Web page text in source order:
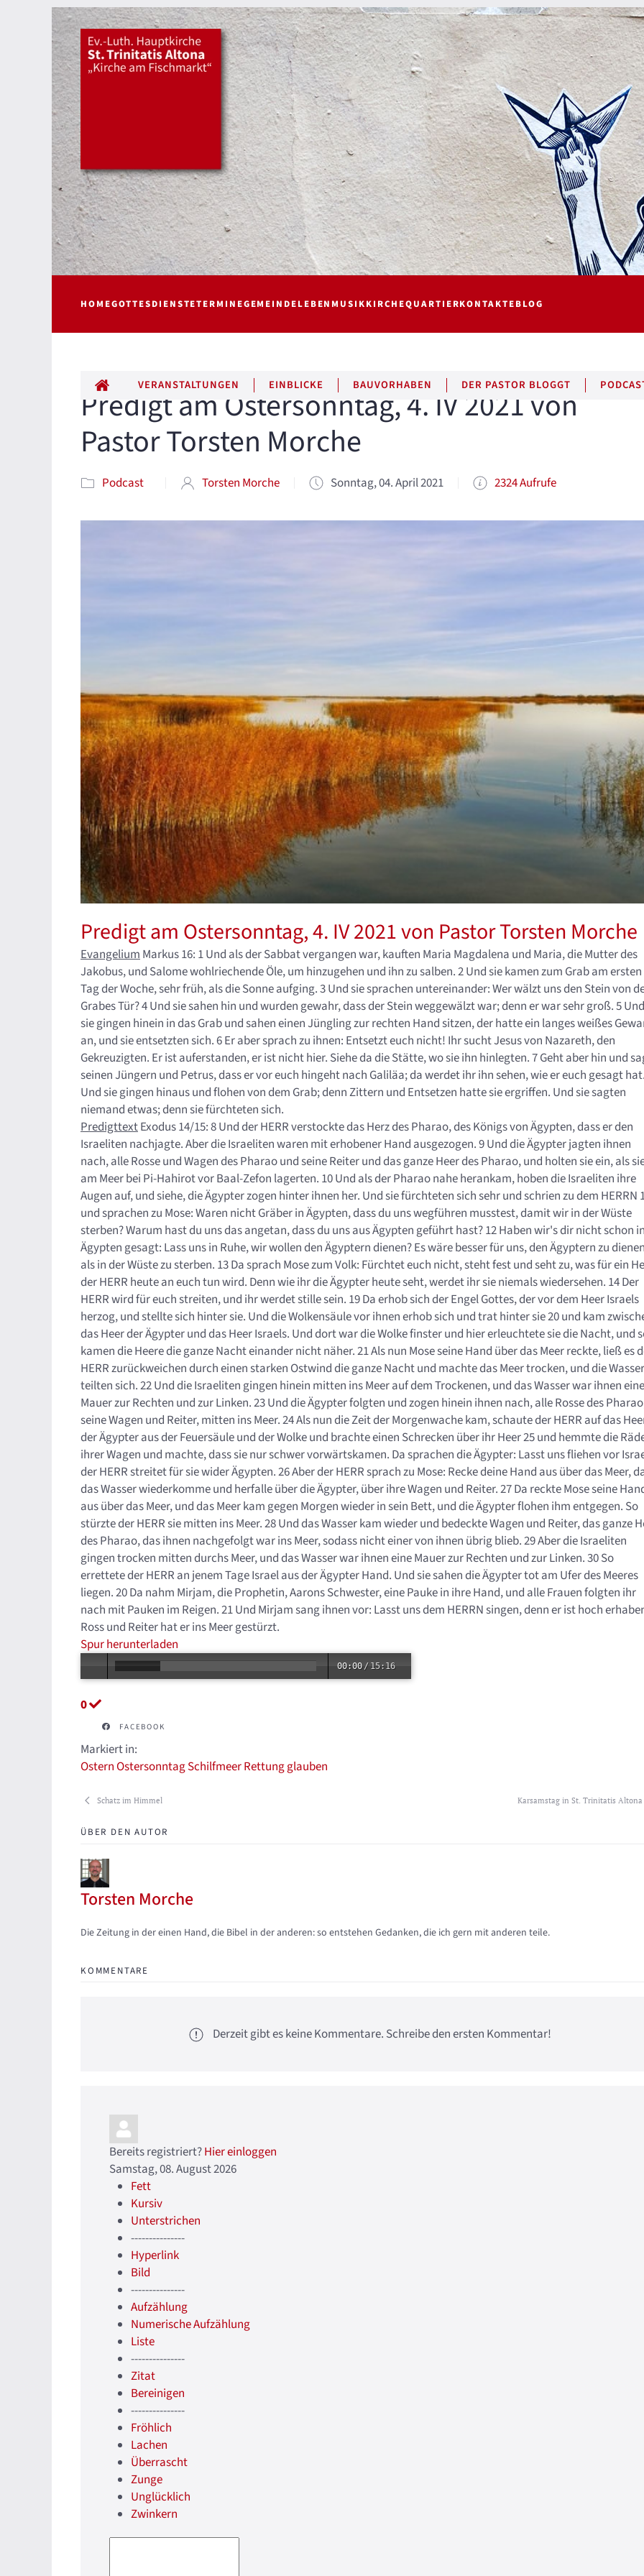
HOMEGOTTESDIENSTETERMINEGEMEINDELEBEN MUSIKKIRCHEQUARTIERKONTAKTEBLOG
ALLE BEITRÄGE
VERANSTALTUNGEN EINBLICKE BAUVORHABEN DER PASTOR BLOGGT
Predigt am Ostersonntag, 4. IV 2021 von
Pastor Torsten Morche
Podcast Torsten Morche Sonntag, 04. April 2021 2324 Aufrufe
Predigt am Ostersonntag, 4. IV 2021 von Pastor Torsten Morche
EvangeliumMarkus 16: 1 Und als der Sabbat vergangen war, kauften Maria Magdalena und Maria, die Mutter des
Jakobus, und Salome wohlriechende Öle, um hinzugehen und ihn zu salben. 2 Und sie kamen zum Grab am ersten
Tag der Woche, sehr früh, als die Sonne aufging. 3 Und sie sprachen untereinander: Wer wälzt uns den Stein von
Grabes Tür? 4 Und sie sahen hin und wurden gewahr, dass der Stein weggewälzt war; denn er war sehr groß. 5 Und
sie gingen hinein in das Grab und sahen einen Jüngling zur rechten Hand sitzen, der hatte ein langes weißes
an, und sie entsetzten sich. 6 Er aber sprach zu ihnen: Entsetzt euch nicht! Ihr sucht Jesus von Nazareth, den
Gekreuzigten. Er ist auferstanden, er ist nicht hier. Siehe da die Stätte, wo sie ihn hinlegten. 7 Geht aber hin und
seinen Jüngern und Petrus, dass er vor euch hingeht nach Galiläa; da werdet ihr ihn sehen, wie er euch gesagt
Und sie gingen hinaus und flohen von dem Grab; denn Zittern und Entsetzen hatte sie ergriffen. Und sie sagten
niemand etwas; denn sie fürchteten sich.
PredigttextExodus 14/15: 8 Und der HERR verstockte das Herz des Pharao, des Königs von Ägypten, dass er den
Israeliten nachjagte. Aber die Israeliten waren mit erhobener Hand ausgezogen. 9 Und die Ägypter jagten ihnen
nach, alle Rosse und Wagen des Pharao und seine Reiter und das ganze Heer des Pharao, und holten sie ein, als
am Meer bei Pi-Hahirot vor Baal-Zefon lagerten. 10 Und als der Pharao nahe herankam, hoben die Israeliten ihre
Augen auf, und siehe, die Ägypter zogen hinter ihnen her. Und sie fürchteten sich sehr und schrien zu dem HERRN
und sprachen zu Mose: Waren nicht Gräber in Ägypten, dass du uns wegführen musstest, damit wir in der Wüste
sterben? Warum hast du uns das angetan, dass du uns aus Ägypten geführt hast? 12 Haben wir's dir nicht schon
Ägypten gesagt: Lass uns in Ruhe, wir wollen den Ägyptern dienen? Es wäre besser für uns, den Ägyptern zu
als in der Wüste zu sterben. 13 Da sprach Mose zum Volk: Fürchtet euch nicht, steht fest und seht zu, was für ein
der HERR heute an euch tun wird. Denn wie ihr die Ägypter heute seht, werdet ihr sie niemals wiedersehen. 14 Der
HERR wird für euch streiten, und ihr werdet stille sein. 19 Da erhob sich der Engel Gottes, der vor dem Heer Israels
herzog, und stellte sich hinter sie. Und die Wolkensäule vor ihnen erhob sich und trat hinter sie 20 und kam
das Heer der Ägypter und das Heer Israels. Und dort war die Wolke finster und hier erleuchtete sie die Nacht, und
kamen die Heere die ganze Nacht einander nicht näher. 21 Als nun Mose seine Hand über das Meer reckte, ließ es
HERR zurückweichen durch einen starken Ostwind die ganze Nacht und machte das Meer trocken, und die Wasser
teilten sich. 22 Und die Israeliten gingen hinein mitten ins Meer auf dem Trockenen, und das Wasser war ihnen eine
Mauer zur Rechten und zur Linken. 23 Und die Ägypter folgten und zogen hinein ihnen nach, alle Rosse des
seine Wagen und Reiter, mitten ins Meer. 24 Als nun die Zeit der Morgenwache kam, schaute der HERR auf das
der Ägypter aus der Feuersäule und der Wolke und brachte einen Schrecken über ihr Heer 25 und hemmte die
ihrer Wagen und machte, dass sie nur schwer vorwärtskamen. Da sprachen die Ägypter: Lasst uns fliehen vor
der HERR streitet für sie wider Ägypten. 26 Aber der HERR sprach zu Mose: Recke deine Hand aus über das Meer,
das Wasser wiederkomme und herfalle über die Ägypter, über ihre Wagen und Reiter. 27 Da reckte Mose seine
aus über das Meer, und das Meer kam gegen Morgen wieder in sein Bett, und die Ägypter flohen ihm entgegen. So
stürzte der HERR sie mitten ins Meer. 28 Und das Wasser kam wieder und bedeckte Wagen und Reiter, das ganze
des Pharao, das ihnen nachgefolgt war ins Meer, sodass nicht einer von ihnen übrig blieb. 29 Aber die Israeliten
gingen trocken mitten durchs Meer, und das Wasser war ihnen eine Mauer zur Rechten und zur Linken. 30 So
errettete der HERR an jenem Tage Israel aus der Ägypter Hand. Und sie sahen die Ägypter tot am Ufer des Meeres
liegen. 20 Da nahm Mirjam, die Prophetin, Aarons Schwester, eine Pauke in ihre Hand, und alle Frauen folgten ihr
nach mit Pauken im Reigen. 21 Und Mirjam sang ihnen vor: Lasst uns dem HERRN singen, denn er ist hoch
Ross und Reiter hat er ins Meer gestürzt.
Spur herunterladen
00:00 / 15:16
0
FACEBOOK
Markiert in:
Ostern OstersonntagSchilfmeerRettungglauben
Schatz im Himmel Karsamstag in St. Trinitatis Altona
ÜBER DEN AUTOR
Torsten Morche
Updates abonnieren
Abo von Updates dieses Autors beenden
Die Zeitung in der einen Hand, die Bibel in der anderen: so entstehen Gedanken, die ich gern mit anderen teile.
KOMMENTARE
Derzeit gibt es keine Kommentare. Schreibe den ersten Kommentar!
Bereits registriert?Hier einloggen
Samstag, 08. August 2026
Fett
Kursiv
Unterstrichen
---------------
Hyperlink
Bild
---------------
Aufzählung
Numerische Aufzählung
Liste
---------------
Zitat
Bereinigen
---------------
Fröhlich
Lachen
Überrascht
Zunge
Unglücklich
Zwinkern